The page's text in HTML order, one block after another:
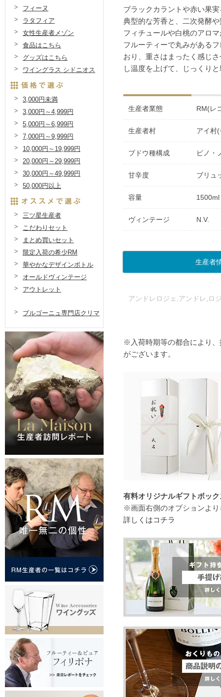
ブラックカラントや赤い果
典型的な芳香と、二次発酵
フィチュールや白桃のアロ
フルーティーで丸みがある
おり、重さはまったく感じ
し温度を上げて、じっくり
生産者業態 RM(レ
生産者村 アイ村
ブドウ種構成 ピノ・
甘辛度 ブリュ
容量 1500ml
ヴィンテージ N.V.
生産者
アンドレロジェ,アンドレ,ロ
※入荷時期等の都合により
がございます。
有料オリジナルギフトボッ
※画面右側のオプションよ
詳しくはコチラ
フィーヌ
ラタフィア
女性生産者メゾン
食品はこちら
グッズはこちら
ワイングラス シドニオス
3,000円未満
3,000円～4,999円
5,000円～6,999円
7,000円～9,999円
10,000円～19,999円
20,000円～29,999円
30,000円～49,999円
50,000円以上
三ツ星生産者
こだわりセット
まとめ買いセット
限定入荷の希少RM
華やかなデザインボトル
オールドヴィンテージ
アウトレット
ブルゴーニュ専門店クリマ